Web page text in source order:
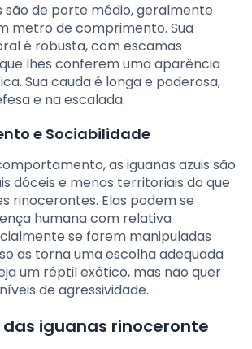
são de porte médio, geralmente
metro de comprimento. Sua
é robusta, com escamas
lhes conferem uma aparência
Sua cauda é longa e poderosa,
e na escalada.
e Sociabilidade
as iguanas azuis são
dóceis e menos territoriais do que
rinocerontes. Elas podem se
humana com relativa
se forem manipuladas
as torna uma escolha adequada
um réptil exótico, mas não quer
de agressividade.
iguanas rinoceronte